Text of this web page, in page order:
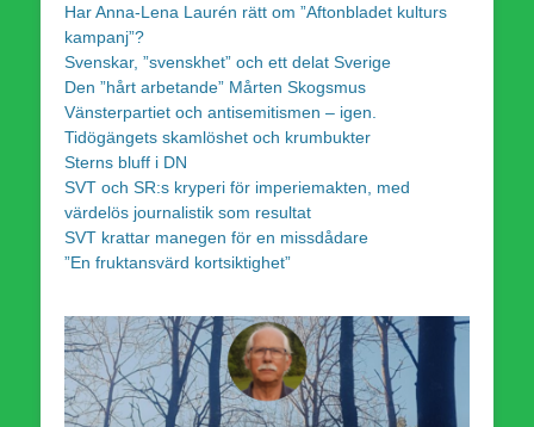
Har Anna-Lena Laurén rätt om ”Aftonbladet kulturs
kampanj”?
Svenskar, ”svenskhet” och ett delat Sverige
Den ”hårt arbetande” Mårten Skogsmus
Vänsterpartiet och antisemitismen – igen.
Tidögängets skamlöshet och krumbukter
Sterns bluff i DN
SVT och SR:s kryperi för imperiemakten, med
värdelös journalistik som resultat
SVT krattar manegen för en missdådare
”En fruktansvärd kortsiktighet”